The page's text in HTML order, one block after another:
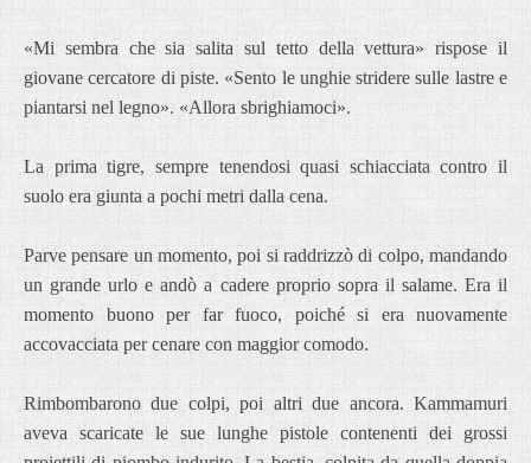
«Mi sembra che sia salita sul tetto della vettura» rispose il
giovane cercatore di piste. «Sento le unghie stridere sulle lastre e
piantarsi nel legno». «Allora sbrighiamoci».
La prima tigre, sempre tenendosi quasi schiacciata contro il
suolo era giunta a pochi metri dalla cena.
Parve pensare un momento, poi si raddrizzò di colpo, mandando
un grande urlo e andò a cadere proprio sopra il salame. Era il
momento buono per far fuoco, poiché si era nuovamente
accovacciata per cenare con maggior comodo.
Rimbombarono due colpi, poi altri due ancora. Kammamuri
aveva scaricate le sue lunghe pistole contenenti dei grossi